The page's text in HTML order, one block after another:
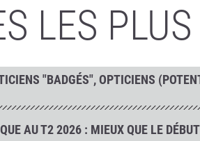
LES
"BADGÉS", OPTICIENS
AU T2 2026 : MIEUX QUE LE